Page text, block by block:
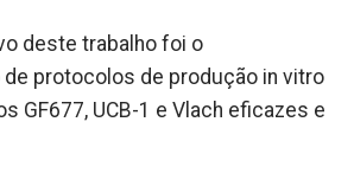
deste trabalho foi o
protocolos de produção in vitro
GF677, UCB-1 e Vlach eficazes e